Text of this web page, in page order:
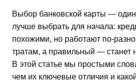
Выбор банковской карты —
лучше выбрать для начала:
похожими, но работают по-
тратам, а правильный —
В этой статье мы простыми
чем их ключевые отличия и